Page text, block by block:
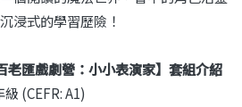
浸式的學習歷險！
老匯戲劇營：小小表演家】套組介紹
(CEFR: A1)